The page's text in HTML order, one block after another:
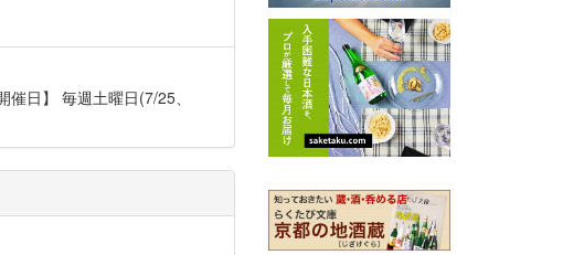
日】 毎週土曜日(7/25、